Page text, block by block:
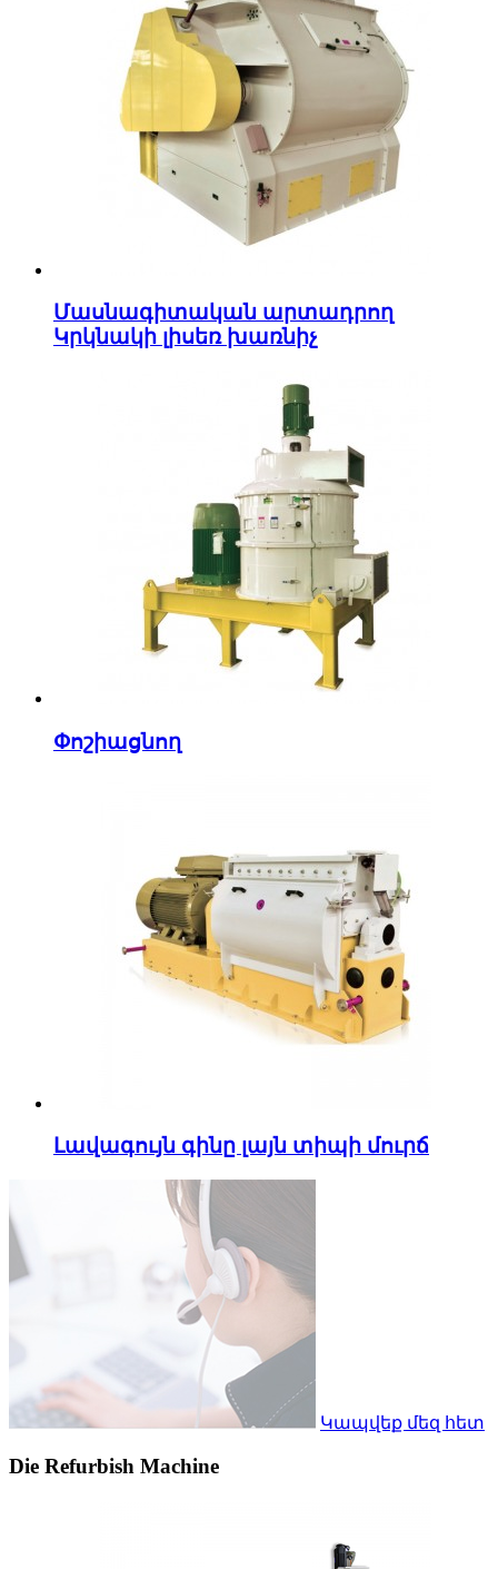
Մասնագիտական ​​արտադրող
Կրկնակի լիսեռ խառնիչ
Փոշիացնող
Լավագույն գինը լայն տիպի մուրճ
Կապվեք մեզ հետ
Die Refurbish Machine